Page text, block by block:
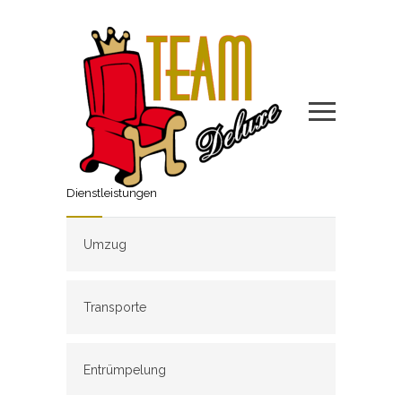
Dienstleistungen
Umzug
Transporte
Entrümpelung